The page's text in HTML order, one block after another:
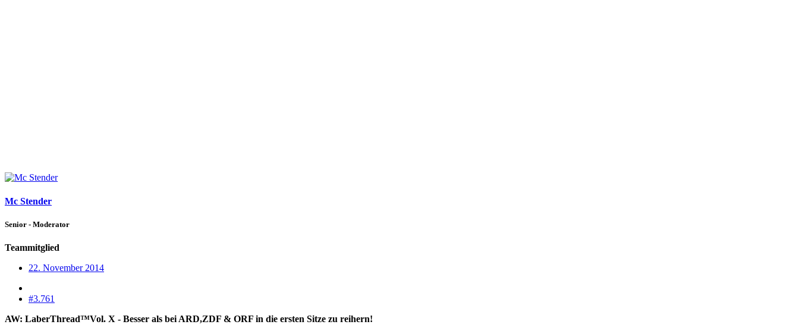
Mc Stender
Senior - Moderator
Teammitglied
22. November 2014
#3.761
AW: LaberThread™Vol. X - Besser als bei ARD,ZDF & ORF in die ersten Sitze zu reihern!